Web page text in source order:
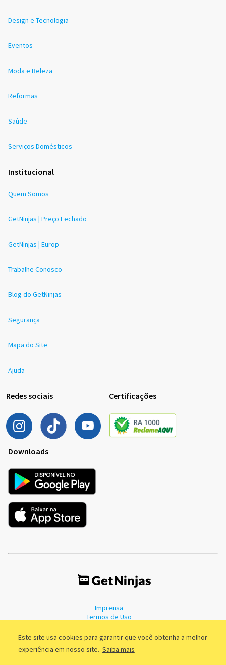
Este site usa cookies para garantir que você obtenha a melhor
experiência em nosso site. Saiba mais
Design e Tecnologia
Eventos
Moda e Beleza
Reformas
Saúde
Serviços Domésticos
Institucional
Quem Somos
GetNinjas | Preço Fechado
GetNinjas | Europ
Trabalhe Conosco
Blog do GetNinjas
Segurança
Mapa do Site
Ajuda
Redes sociais Certificações
Downloads
Imprensa
Termos de Uso